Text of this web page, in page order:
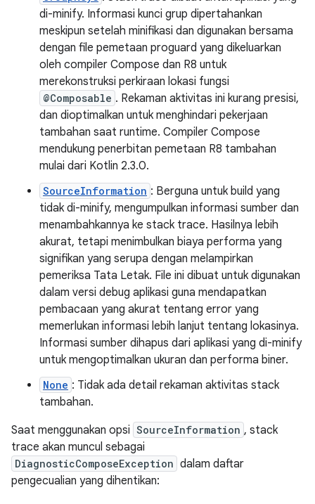
di-minify. Informasi kunci grup dipertahankan
meskipun setelah minifikasi dan digunakan bersama
dengan file pemetaan proguard yang dikeluarkan
oleh compiler Compose dan R8 untuk
merekonstruksi perkiraan lokasi fungsi
@Composable . Rekaman aktivitas ini kurang presisi,
dan dioptimalkan untuk menghindari pekerjaan
tambahan saat runtime. Compiler Compose
mendukung penerbitan pemetaan R8 tambahan
mulai dari Kotlin 2.3.0.
SourceInformation : Berguna untuk build yang
tidak di-minify, mengumpulkan informasi sumber dan
menambahkannya ke stack trace. Hasilnya lebih
akurat, tetapi menimbulkan biaya performa yang
signifikan yang serupa dengan melampirkan
pemeriksa Tata Letak. File ini dibuat untuk digunakan
dalam versi debug aplikasi guna mendapatkan
pembacaan yang akurat tentang error yang
memerlukan informasi lebih lanjut tentang lokasinya.
Informasi sumber dihapus dari aplikasi yang di-minify
untuk mengoptimalkan ukuran dan performa biner.
None : Tidak ada detail rekaman aktivitas stack
tambahan.
Saat menggunakan opsi SourceInformation , stack
trace akan muncul sebagai
DiagnosticComposeException dalam daftar
pengecualian yang dihentikan: